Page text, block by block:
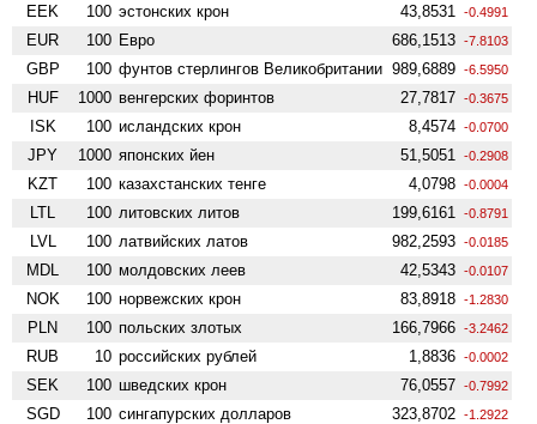
EEK 100 эстонских крон 43,8531 -0.4991
EUR 100 Евро 686,1513 -7.8103
GBP 100 фунтов стерлингов Велико­британии 989,6889 -6.5950
HUF 1000 венгерских форинтов 27,7817 -0.3675
ISK 100 исландских крон 8,4574 -0.0700
JPY 1000 японских йен 51,5051 -0.2908
KZT 100 казахстанских тенге 4,0798 -0.0004
LTL 100 литовских литов 199,6161 -0.8791
LVL 100 латвийских латов 982,2593 -0.0185
MDL 100 молдовских леев 42,5343 -0.0107
NOK 100 норвежских крон 83,8918 -1.2830
PLN 100 польских злотых 166,7966 -3.2462
RUB 10 российских рублей 1,8836 -0.0002
SEK 100 шведских крон 76,0557 -0.7992
SGD 100 сингапурских долларов 323,8702 -1.2922